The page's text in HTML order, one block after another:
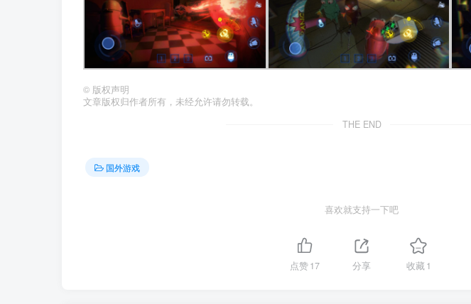
© 版权声明
文章版权归作者所有，未经允许请勿转载。
THE END
国外游戏
喜欢就支持一下吧
点赞17 分享 收藏1